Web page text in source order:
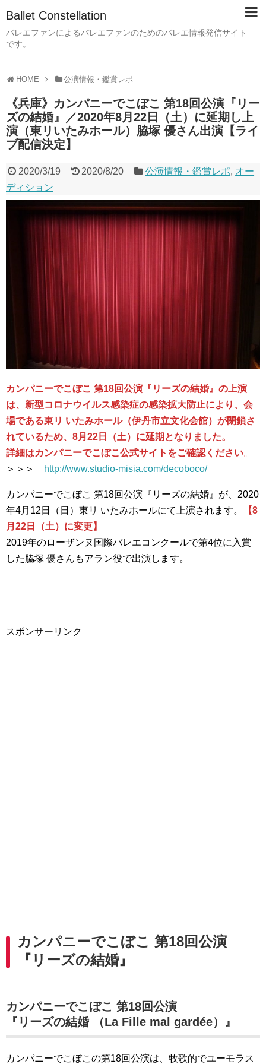
Ballet Constellation
バレエファンによるバレエファンのためのバレエ情報発信サイト
です。
HOME 公演情報・鑑賞レポ
《兵庫》カンパニーでこぼこ 第18回公演『リー
ズの結婚』／2020年8月22日（土）に延期し上
演（東リいたみホール）脇塚 優さん出演【ライ
ブ配信決定】
2020/3/19 2020/8/20 公演情報・鑑賞レポ, オー
ディション
カンパニーでこぼこ 第18回公演『リーズの結婚』の上演
は、新型コロナウイルス感染症の感染拡大防止により、会
場である東リ いたみホール（伊丹市立文化会館）が閉鎖さ
れているため、8月22日（土）に延期となりました。
詳細はカンパニーでこぼこ公式サイトをご確認ください。
＞＞＞
http://www.studio-misia.com/decoboco/
カンパニーでこぼこ 第18回公演『リーズの結婚』が、2020
年4月12日（日）東リ いたみホールにて上演されます。
【8
月22日（土）に変更】
2019年のローザンヌ国際バレエコンクールで第4位に入賞
した脇塚 優さんもアラン役で出演します。
スポンサーリンク
カンパニーでこぼこ 第18回公演
『リーズの結婚』
カンパニーでこぼこ 第18回公演
『リーズの結婚 （La Fille mal gardée）』
カンパニーでこぼこの第18回公演は、牧歌的でユーモラス